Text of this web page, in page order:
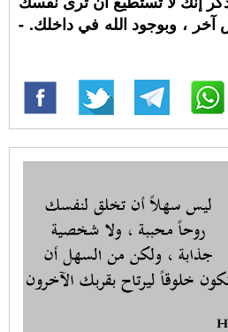
، وبوجود الله في داخلك. -